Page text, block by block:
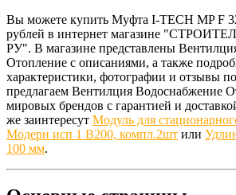
Вы можете купить Муфта I-TECH MP F
рублей в интернет магазине
РУ". В магазине представлены
Отопление с описаниями, а также
характеристики, фотографии и отзывы
предлагаем Вентилция Водоснабжение
мировых брендов с гарантией и
же заинтересут Модуль для
Модерн исп 1 В200, компл.2шт или
100 мм.